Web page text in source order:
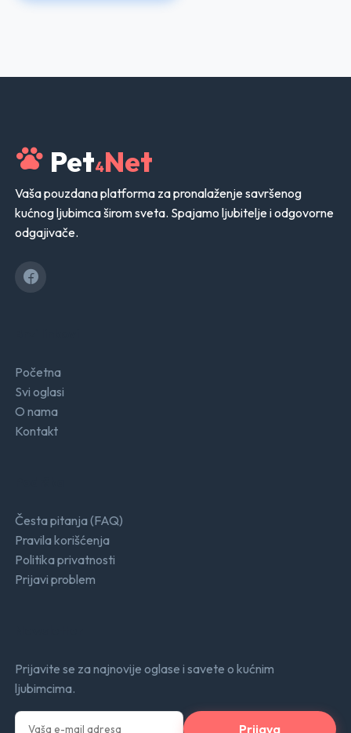
Pet4Net
Vaša pouzdana platforma za pronalaženje savršenog
kućnog ljubimca širom sveta. Spajamo ljubitelje i odgovorne
odgajivače.
Početna
Svi oglasi
O nama
Kontakt
Česta pitanja (FAQ)
Pravila korišćenja
Politika privatnosti
Prijavi problem
Prijavite se za najnovije oglase i savete o kućnim
ljubimcima.
Prijava